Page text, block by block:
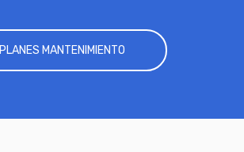
PLANES MANTENIMIENTO